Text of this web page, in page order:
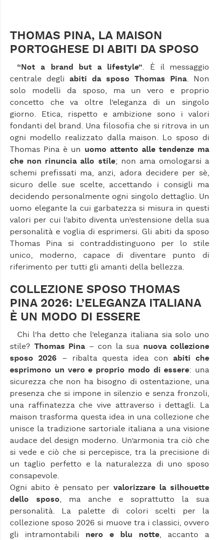
THOMAS PINA, LA MAISON
PORTOGHESE DI ABITI DA SPOSO
“Not a brand but a lifestyle” . È il messaggio
centrale degli abiti da sposo Thomas Pina . Non
solo modelli da sposo, ma un vero e proprio
concetto che va oltre l’eleganza di un singolo
giorno. Etica, rispetto e ambizione sono i valori
fondanti del brand. Una filosofia che si ritrova in un
ogni modello realizzato dalla maison. Lo sposo di
Thomas Pina è un uomo attento alle tendenze ma
che non rinuncia allo stile; non ama omologarsi a
schemi prefissati ma, anzi, adora decidere per sè,
sicuro delle sue scelte, accettando i consigli ma
decidendo personalmente ogni singolo dettaglio. Un
uomo elegante la cui garbatezza si misura in questi
valori per cui l’abito diventa un’estensione della sua
personalità e voglia di esprimersi. Gli abiti da sposo
Thomas Pina si contraddistinguono per lo stile
unico, moderno, capace di diventare punto di
riferimento per tutti gli amanti della bellezza.
COLLEZIONE SPOSO THOMAS
PINA 2026: L’ELEGANZA ITALIANA
È UN MODO DI ESSERE
Chi l’ha detto che l’eleganza italiana sia solo uno
stile? Thomas Pina – con la sua nuova collezione
sposo 2026 – ribalta questa idea con abiti che
esprimono un vero e proprio modo di essere: una
sicurezza che non ha bisogno di ostentazione, una
presenza che si impone in silenzio e senza fronzoli,
una raffinatezza che vive attraverso i dettagli. La
maison trasforma questa idea in una collezione che
unisce la tradizione sartoriale italiana a una visione
audace del design moderno. Un’armonia tra ciò che
si vede e ciò che si percepisce, tra la precisione di
un taglio perfetto e la naturalezza di uno sposo
consapevole.
Ogni abito è pensato pervalorizzare la silhouette
dello sposo , ma anche e soprattutto la sua
personalità. La palette di colori scelti per la
collezione sposo 2026 si muove tra i classici, ovvero
gli intramontabili nero e blu notte , accanto a